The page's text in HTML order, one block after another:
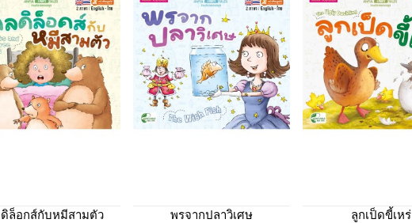
ล็อกส์กับหมีสามตัว
พรจากปลาวิเศษ
ลูกเป็ดขี้เหร่